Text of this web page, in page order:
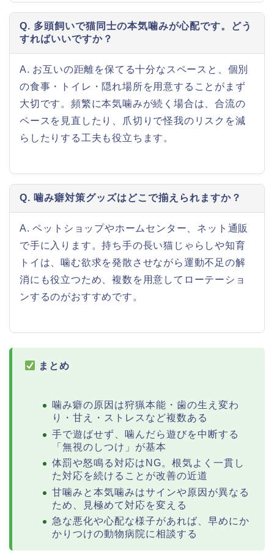
Q. 多頭飼いで猫同士の本気噛みが心配です。どう
すればいいですか？
A. お互いの距離を保てる十分なスペースと、個別
の食事・トイレ・隠れ場所を用意することがまず
大切です。頻繁に本気噛みが続く場合は、合流の
ペースを見直したり、爪切りで怪我のリスクを減
らしたりする工夫も役立ちます。
Q. 噛み癖対策グッズはどこで揃えられますか？
A. ペットショップやホームセンター、ネット通販
で手に入ります。持ち手の長い猫じゃらしや知育
トイは、噛む欲求を発散させながら運動不足の解
消にも役立つため、複数を用意してローテーショ
ンするのがおすすめです。
まとめ
噛み癖の原因は狩猟本能・歯の生え変わ
り・甘え・ストレスなど複数ある
手で遊ばせず、噛んだら遊びを中断する
「無視のしつけ」が基本
体罰や怒鳴る対応はNG。根気よく一貫し
た対応を続けることが改善の近道
甘噛みと本気噛みはサインや原因が異なる
ため、見極めて対応を変える
急な悪化や心配な様子があれば、早めにか
かりつけの動物病院に相談する